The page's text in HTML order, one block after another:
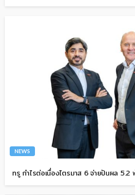
NEWS
ทรู กำไรต่อเนื่องไตรมาส 6 จ่ายปันผล 5.2